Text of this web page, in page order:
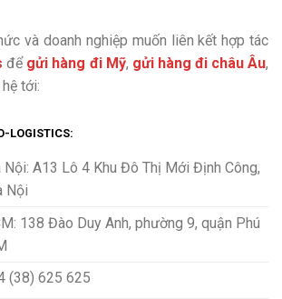
và doanh nghiệp muốn liên kết hợp tác
để gửi hàng đi Mỹ, gửi hàng đi châu Âu,
tới:
LOGISTICS:
Nội: A13 Lô 4 Khu Đô Thị Mới Định Công,
Nội
138 Đào Duy Anh, phường 9, quận Phú
(38) 625 625